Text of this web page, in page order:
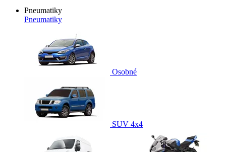
Pneumatiky
Pneumatiky
Osobné
SUV 4x4